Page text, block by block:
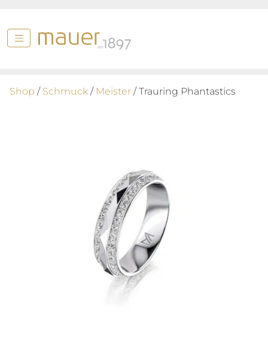
Shop / Schmuck / Meister / Trauring Phantastics